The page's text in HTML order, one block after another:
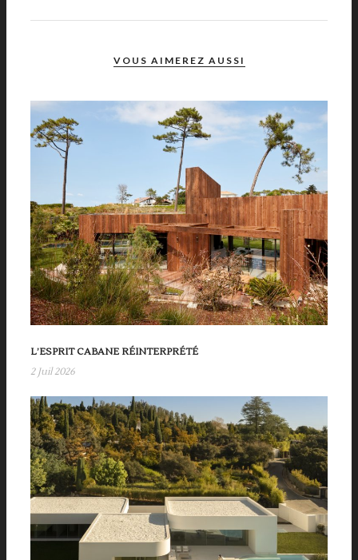
VOUS AIMEREZ AUSSI
L’ESPRIT CABANE RÉINTERPRÉTÉ
2 Juil 2026